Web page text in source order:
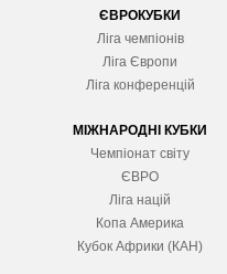
ЄВРОКУБКИ
Ліга чемпіонів
Ліга Європи
Ліга конференцій
МІЖНАРОДНІ КУБКИ
Чемпіонат світу
ЄВРО
Ліга націй
Копа Америка
Кубок Африки (КАН)